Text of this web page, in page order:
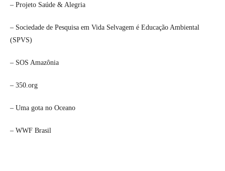
– Projeto Saúde & Alegria
– Sociedade de Pesquisa em Vida Selvagem é Educação Ambiental
(SPVS)
– SOS Amazônia
– 350.org
– Uma gota no Oceano
– WWF Brasil